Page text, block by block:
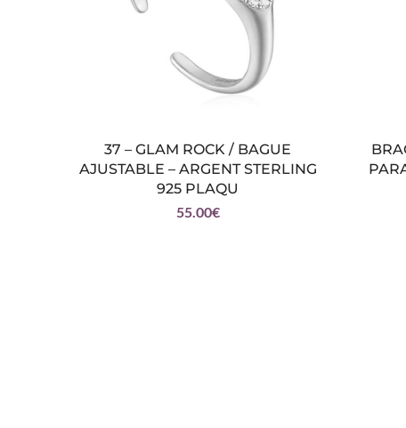
37 – GLAM ROCK / BAGUE
AJUSTABLE – ARGENT STERLING
925 PLAQU
55.00€